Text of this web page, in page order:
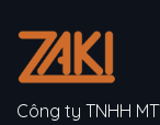
Công ty TNHH